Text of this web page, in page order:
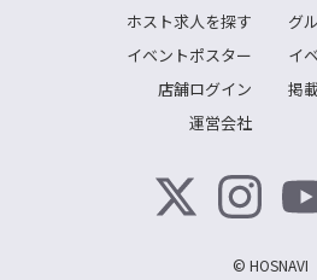
ホスト求人を探す
グ
イベントポスター
イ
店舗ログイン
掲
運営会社
© HOSNAVI